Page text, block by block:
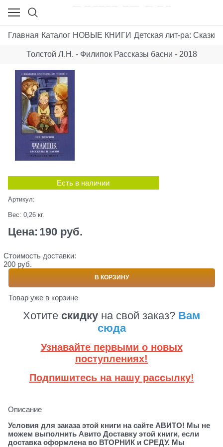
Главная Каталог НОВЫЕ КНИГИ Детская лит-ра:
Толстой Л.Н. - Филипок Рассказы басни - 2018
Есть в наличии
Артикул:
Вес: 0,26 кг.
Цена: 190 руб.
Стоимость доставки:
200 руб.
В КОРЗИНУ
Товар уже в корзине
Хотите скидку на свой заказ? Вам
сюда
Узнавайте первыми о новых
поступлениях!
Подпишитесь на нашу рассылку!
Описание
Условия для заказа этой книги на сайте АВИТО! Мы не
можем выполнить Авито Доставку этой книги, если
доставка оформлена во ВТОРНИК и СРЕДУ. Мы